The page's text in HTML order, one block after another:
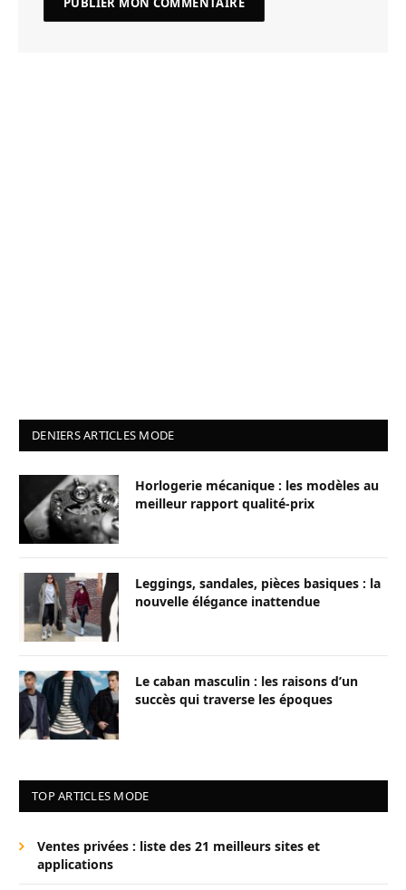
DENIERS ARTICLES MODE
Horlogerie mécanique : les modèles au
meilleur rapport qualité-prix
Leggings, sandales, pièces basiques : la
nouvelle élégance inattendue
Le caban masculin : les raisons d’un
succès qui traverse les époques
TOP ARTICLES MODE
Ventes privées : liste des 21 meilleurs sites et
applications